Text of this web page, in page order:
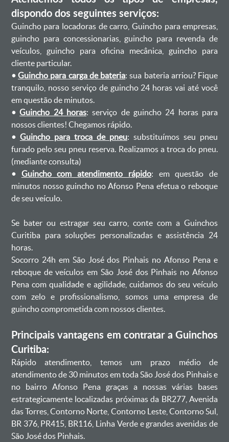
dispondo dos seguintes serviços:
Guincho para locadoras de carro, Guincho para empresas,
guincho para concessionarias, guincho para revenda de
veículos, guincho para oficina mecânica, guincho para
cliente particular.
•Guincho para carga de bateria: sua bateria arriou? Fique
tranquilo, nosso serviço de guincho 24 horas vai até você
em questão de minutos.
•Guincho 24 horas: serviço de guincho 24 horas para
nossos clientes! Chegamos rápido.
• Guincho para troca de pneu: substituímos seu pneu
furado pelo seu pneu reserva. Realizamos a troca do pneu.
(mediante consulta)
• Guincho com atendimento rápido: em questão de
minutos nosso guincho no Afonso Pena efetua o reboque
de seu veículo.
Se bater ou estragar seu carro, conte com a Guinchos
Curitiba para soluções personalizadas e assistência 24
horas.
Socorro 24h em São José dos Pinhais no Afonso Pena e
reboque de veículos em São José dos Pinhais no Afonso
Pena com qualidade e agilidade, cuidamos do seu veículo
com zelo e profissionalismo, somos uma empresa de
guincho comprometida com nossos clientes.
Principais vantagens em contratar a Guinchos
Curitiba:
Rápido atendimento, temos um prazo médio de
atendimento de 30 minutos em toda São José dos Pinhais e
no bairro Afonso Pena graças a nossas várias bases
estrategicamente localizadas próximas da BR277, Avenida
das Torres, Contorno Norte, Contorno Leste, Contorno Sul,
BR 376, PR415, BR116, Linha Verde e grandes avenidas de
São José dos Pinhais.